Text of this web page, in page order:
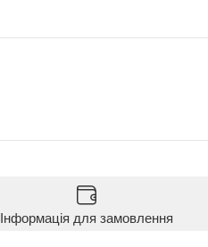
Інформація для замовлення